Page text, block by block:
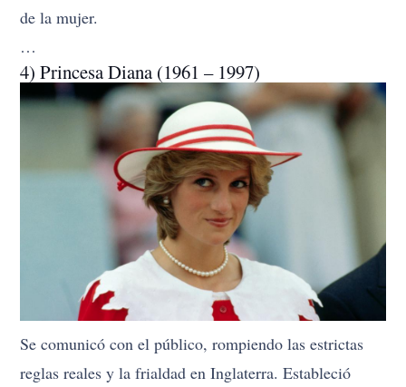
de la mujer.
…
4) Princesa Diana (1961 – 1997)
Se comunicó con el público, rompiendo las estrictas
reglas reales y la frialdad en Inglaterra. Estableció